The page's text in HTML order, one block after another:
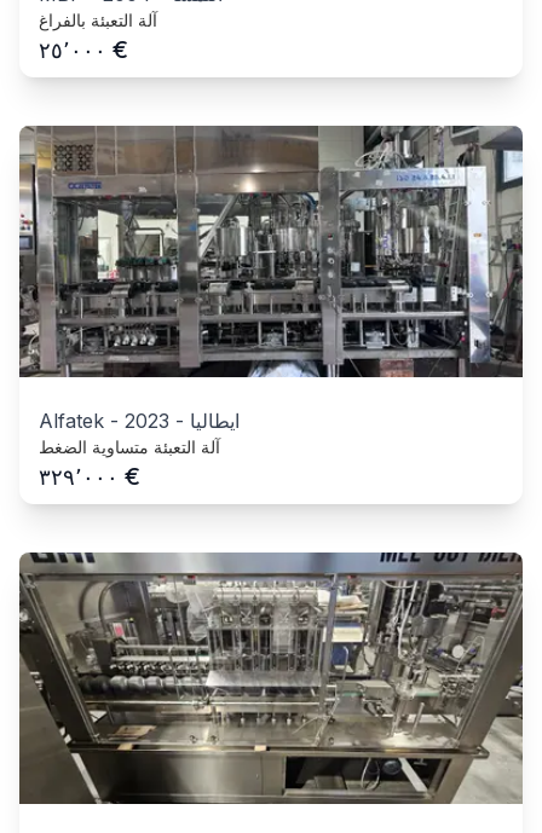
آلة التعبئة بالفراغ
٢٥٬٠٠٠ €
Alfatek - 2023 - ايطاليا
آلة التعبئة متساوية الضغط
٣٢٩٬٠٠٠ €